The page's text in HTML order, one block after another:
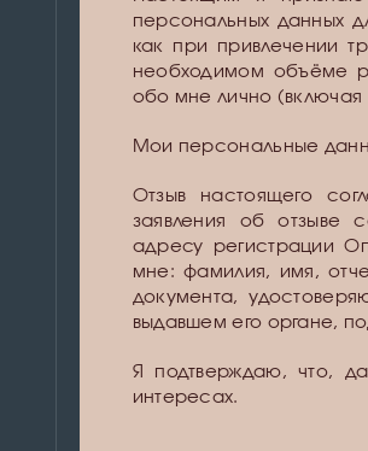
персональных данных
как при привлечении
необходимом объёме
обо мне лично
Мои персональные
Отзыв настоящего
заявления об отзыве
адресу регистрации
мне: фамилия, имя,
документа,
выдавшем его органе,
Я подтверждаю, что,
интересах.